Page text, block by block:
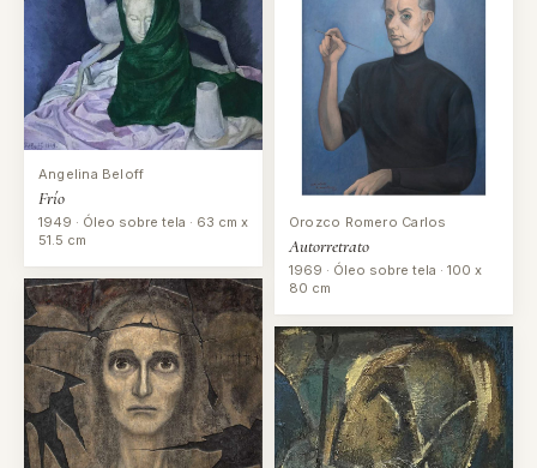
Angelina Beloff
Frío
1949 · Óleo sobre tela · 63 cm x
51.5 cm
Orozco Romero Carlos
Autorretrato
1969 · Óleo sobre tela · 100 x
80 cm